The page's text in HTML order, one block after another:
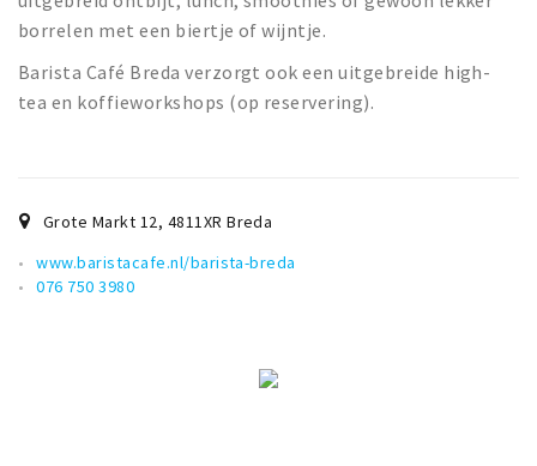
VRIJE TIJD
Sport
Nieuws
Musea, theaters & podia
Uitjes & activiteiten
borrelen met een biertje of wijntje.
Barista Café Breda verzorgt ook een uitgebreide high-
tea en koffieworkshops (op reservering).
Grote Markt 12, 4811XR Breda
www.baristacafe.nl/barista-breda
076 750 3980